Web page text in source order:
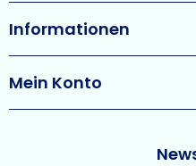
Informationen
Mein Konto